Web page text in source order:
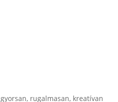
rugalmasan, kreatívan